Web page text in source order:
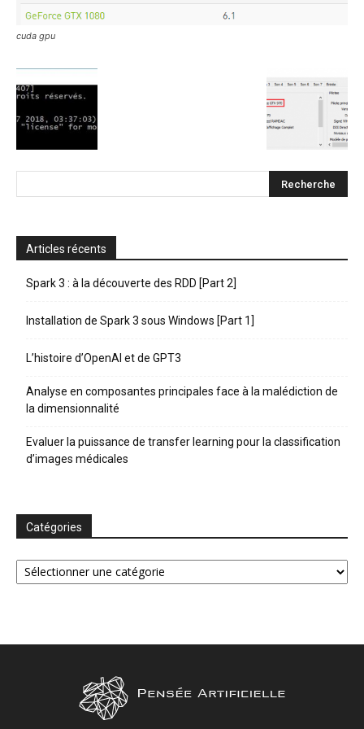
cuda gpu
Articles récents
Spark 3 : à la découverte des RDD [Part 2]
Installation de Spark 3 sous Windows [Part 1]
L’histoire d’OpenAI et de GPT3
Analyse en composantes principales face à la malédiction de
la dimensionnalité
Evaluer la puissance de transfer learning pour la classification
d’images médicales
Catégories
Catégories